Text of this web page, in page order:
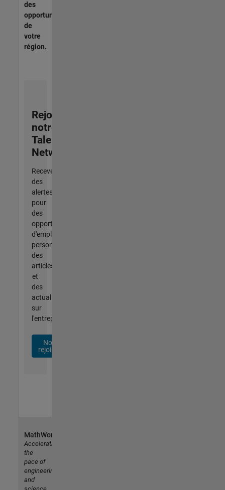
des
opportunités
de
votre
région.
Rejoignez
notre
Talent
Network
Recevez
des
alertes
pour
des
opportunités
d'emploi
personnalisées,
des
articles
et
des
actualités
sur
l'entreprise.
Nous
rejoindre
MathWorks
Accelerating
the
pace of
engineering
and